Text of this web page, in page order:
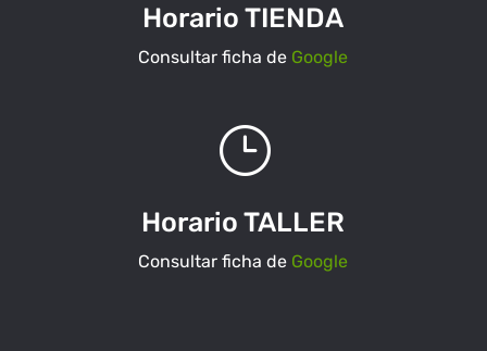
Horario TIENDA
Consultar ficha de Google
}
Horario TALLER
Consultar ficha de Google